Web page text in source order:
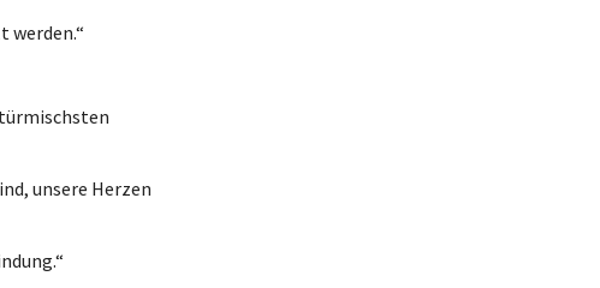
werden.“
unsere Herzen